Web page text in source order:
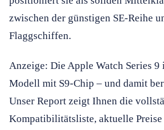
zwischen der günstigen SE-Reihe
Flaggschiffen.
Anzeige: Die Apple Watch Series 9
Modell mit S9-Chip – und damit
Unser Report zeigt Ihnen die
Kompatibilitätsliste, aktuelle Preise